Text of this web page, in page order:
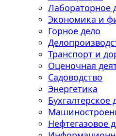
Лабораторное
Экономика и
Горное дело
Транспорт и
Оценочная
Садоводство
Энергетика
Бухгалтерское
Нефтегазовое